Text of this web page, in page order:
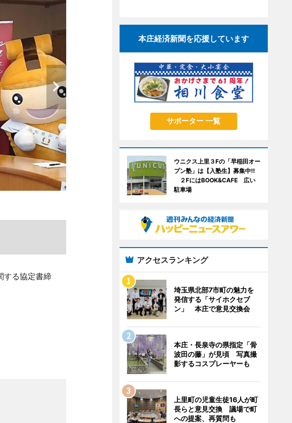
する協定書締
本庄経済新聞を応援しています
サポーター 一覧
ウニクス上里３Fの「早稲田オー
プン塾」は【入塾生】募集中!!
２FにはBOOK&CAFE 広い
駐車場
アクセスランキング
埼玉県北部7市町の魅力を
発信する「サイホクセブ
ン」 本庄で意見交換会
本庄・長泉寺の県指定「骨
波田の藤」が見頃 写真撮
影するコスプレーヤーも
上里町の児童生徒16人が町
長らと意見交換 議場で町
への提案、再質問も